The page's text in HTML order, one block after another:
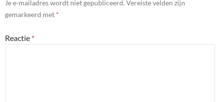
Je e-mailadres wordt niet gepubliceerd. Vereiste velden zijn
gemarkeerd met *
Reactie *